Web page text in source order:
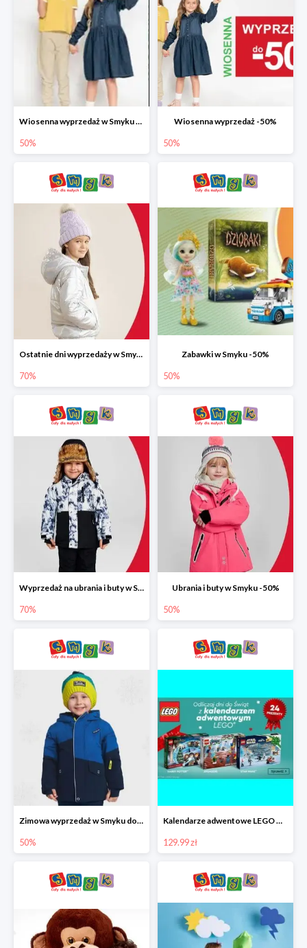
Wiosenna wyprzedaż w Smyku do -50%
50%
Wiosenna wyprzedaż -50%
50%
Ostatnie dni wyprzedaży w Smyku do -70%
70%
Zabawki w Smyku -50%
50%
Wyprzedaż na ubrania i buty w Smyku do -70%
70%
Ubrania i buty w Smyku -50%
50%
Zimowa wyprzedaż w Smyku do -50%
50%
Kalendarze adwentowe LEGO w Smyku w super cenie
129.99 zł